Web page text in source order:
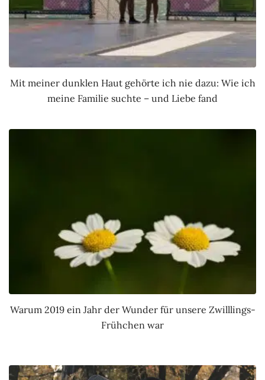
Mit meiner dunklen Haut gehörte ich nie dazu: Wie ich
meine Familie suchte – und Liebe fand
Warum 2019 ein Jahr der Wunder für unsere Zwilllings-
Frühchen war